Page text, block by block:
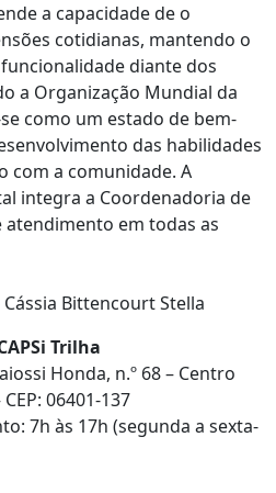
a capacidade de o
cotidianas, mantendo o
diante dos
a Organização Mundial da
como um estado de bem-
das habilidades
com a comunidade. A
integra a Coordenadoria de
atendimento em todas as
Bittencourt Stella
Trilha
Honda, n.º 68 – Centro
06401-137
7h às 17h (segunda a sexta-